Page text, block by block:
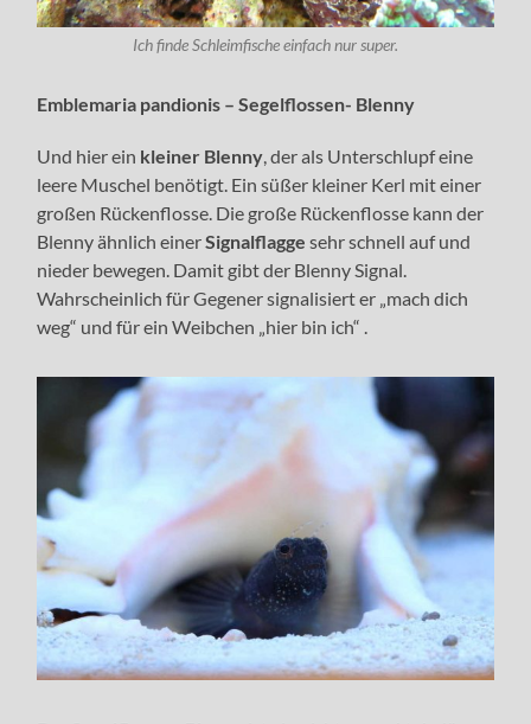
Ich finde Schleimfische einfach nur super.
Emblemaria pandionis – Segelflossen- Blenny
Und hier ein kleiner Blenny , der als Unterschlupf eine
leere Muschel benötigt. Ein süßer kleiner Kerl mit einer
großen Rückenflosse. Die große Rückenflosse kann der
Blenny ähnlich einerSignalflagge sehr schnell auf und
nieder bewegen. Damit gibt der Blenny Signal.
Wahrscheinlich für Gegener signalisiert er „mach dich
weg“ und für ein Weibchen „hier bin ich“ .